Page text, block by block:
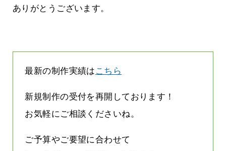
ありがとうございます。
最新の制作実績は こちら
新規制作の受付を再開しております！
お気軽にご相談くださいね。
ご予算やご要望に合わせて